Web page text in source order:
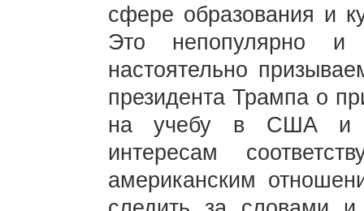
сфере образования и
Это непопулярно
настоятельно
президента Трампа о
на учебу в США и
интересам
американским